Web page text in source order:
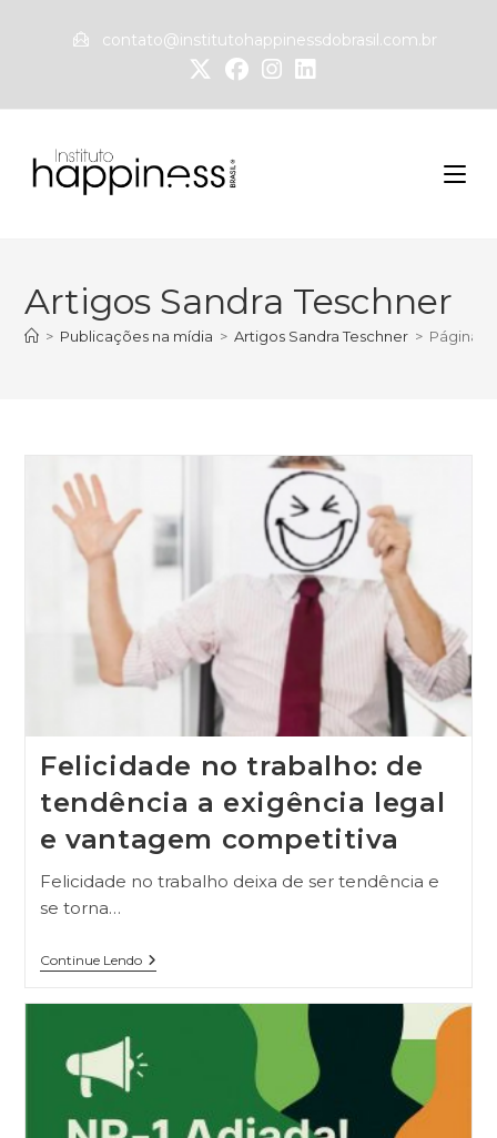
contato@institutohappinessdobrasil.com.br
Artigos Sandra Teschner
> Publicações na mídia > Artigos Sandra Teschner > Página 3
Felicidade no trabalho: de
tendência a exigência legal
e vantagem competitiva
Felicidade no trabalho deixa de ser tendência e
se torna…
Continue Lendo